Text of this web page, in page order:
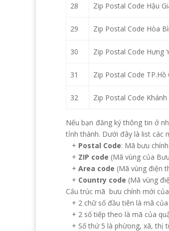
28 Zip Postal Code Hậu
29 Zip Postal Code Hòa
30 Zip Postal Code Hưng
31 Zip Postal Code TP.Hồ
32 Zip Postal Code Khánh
Nếu bạn đăng ký thông tin ở
tỉnh thành. Dưới đây là list các
+ Postal Code: Mã bưu chính
+ ZIP code (Mã vùng của
+ Area code (Mã vùng điện
+ Country code (Mã vùng
Cấu trúc mã bưu chính mới
+ 2 chữ số đầu tiên là mã của
+ 2 số tiếp theo là mã của
+ Số thứ 5 là phừong, xã, thị